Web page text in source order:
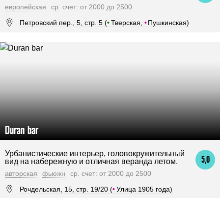
европейская
ср. счет: от 2000 до 2500
Петровский пер., 5, стр. 5 (•Тверская, • Пушкинская)
Duran bar
5,0
Урбанистические интерьер, головокружительный
вид на набережную и отличная веранда летом.
авторская фьюжн
ср. счет: от 2000 до 2500
Рочдельская, 15, стр. 19/20 (•Улица 1905 года)